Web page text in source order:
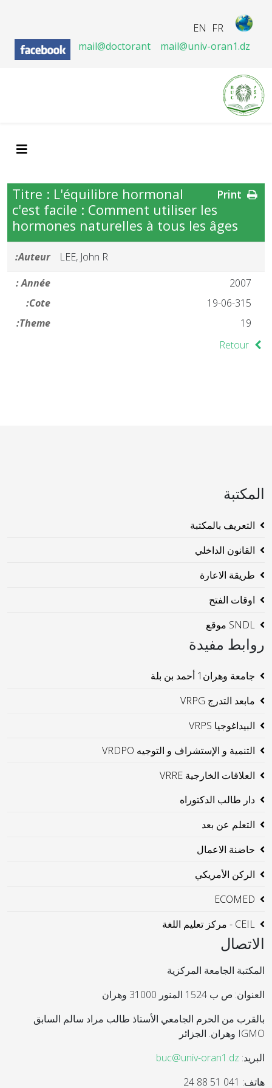
FR
EN
mail@doctorant
mail@univ-oran1.dz
Titre : L'équilibre hormonal
c'est facile : Comment utiliser les
hormones naturelles à tous les âges
Auteur:
LEE, John R
Année :
2007
Cote:
19-06-315
Theme:
19
Retour
المكتبة
التعريف بالمكتبة
القانون الداخلي
طريقة الاعارة
اوقات الفتح
SNDL موقع
روابط مفيدة
جامعة وهران1 أحمد بن بلة
مابعد التدرج VRPG
البيداغوجيا VRPS
التنمية و الإستشراف و التوجيه VRDPO
العلاقات الخارجية VRRE
دار طالب الدكتوراه
التعلم عن بعد
حاضنة الاعمال
الركن الأمريكي
ECOMED
CEIL - مركز تعليم اللغة
الاتصال
المكتبة الجامعة المركزية
العنوان: ص ب 1524 المنور 31000 وهران
بالقرب من الحرم الجامعي الأستاذ طالب مراد سالم السابق
IGMO وهران. الجزائر
البريد: buc@univ-oran1.dz
هاتف: 041 51 88 24